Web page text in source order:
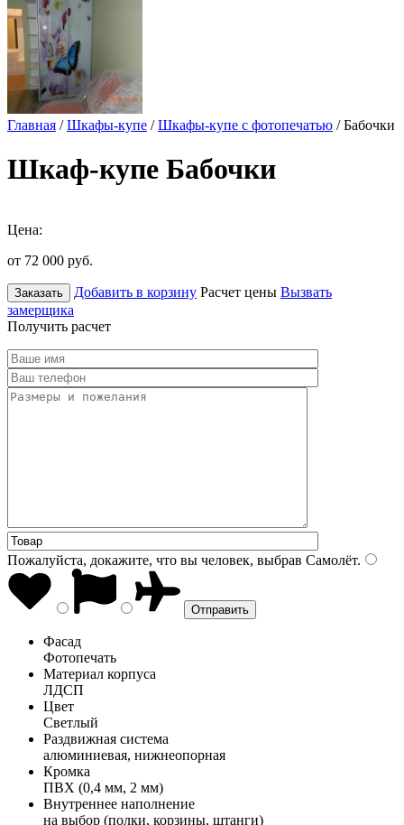
Главная /Шкафы-купе /Шкафы-купе с фотопечатью / Бабочки
Шкаф-купе Бабочки
Цена:
от 72 000 руб.
Заказать Добавить в корзину Расчет цены Вызвать
замерщика
Получить расчет
Пожалуйста, докажите, что вы человек, выбрав Самолёт.
Фасад
Фотопечать
Материал корпуса
ЛДСП
Цвет
Светлый
Раздвижная система
алюминиевая, нижнеопорная
Кромка
ПВХ (0,4 мм, 2 мм)
Внутреннее наполнение
на выбор (полки, корзины, штанги)